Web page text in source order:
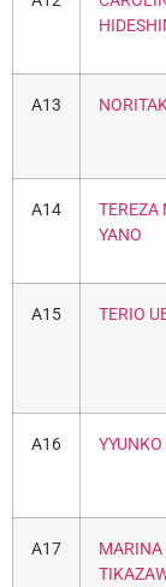
A13
A14
TEREZA
YANO
A15 TERIO
A16
A17